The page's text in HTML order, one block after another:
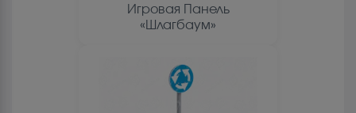
Игровая Панель
«Шлагбаум»